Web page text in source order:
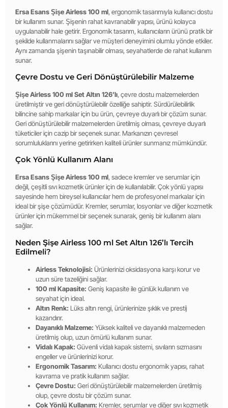
Ersa Esans Şişe Airless 100 ml, ergonomik tasarımıyla kullanıcı dostu
bir kullanım sunar. Şişenin rahat kavranabilir yapısı, ürünü kolayca
uygulanabilir hale getirir. Ergonomik tasarım, kullanıcıların ürünü pratik bir
şekilde kullanmalarını sağlar ve müşteri deneyimini olumlu yönde etkiler.
Aynı zamanda şişenin taşınabilir olması, seyahatlerde de rahat kullanım
sunar.
Çevre Dostu ve Geri Dönüştürülebilir Malzeme
Şişe Airless 100 ml Set Altın 126’lı, çevre dostu malzemelerden
üretilmiştir ve geri dönüştürülebilir özelliğe sahiptir. Sürdürülebilirlik
bilincine sahip markalar için bu ürün, çevreye duyarlı bir çözüm sunar.
Geri dönüştürülebilir malzemelerden üretilmiş olması, çevreye duyarlı
tüketiciler için cazip bir seçenek sunar. Markanızın çevresel
sorumluluklarını yerine getirirken kaliteli ürünler sunmanız mümkündür.
Çok Yönlü Kullanım Alanı
Ersa Esans Şişe Airless 100 ml, sadece kremler ve serumlar için
değil, çeşitli sıvı kozmetik ürünler için de kullanılabilir. Çok yönlü yapısı
sayesinde hem bireysel kullanıcılar hem de profesyonel markalar için
ideal bir şişe çözümüdür. Kremler, serumlar, losyonlar ve diğer kozmetik
ürünler için mükemmel bir seçenek sunarak, geniş bir kullanım alanı
sağlar.
Neden Şişe Airless 100 ml Set Altın 126’lı Tercih
Edilmeli?
Airless Teknolojisi: Ürünlerinizi oksidasyona karşı korur ve
uzun süre tazeliğini sağlar.
100 ml Kapasite: Geniş kapasite ile günlük kullanım ve
seyahat için ideal.
Altın Renk: Lüks altın rengi, ürünlerinize şıklık ve prestij
kazandırır.
Dayanıklı Malzeme: Yüksek kaliteli ve dayanıklı malzemeden
üretilmiş olup, uzun ömürlü kullanım sunar.
Vidalı Kapak: Güvenli vidalı kapak sistemi, sıvıların sızmasını
engeller ve ürünlerinizi korur.
Ergonomik Tasarım: Kullanıcı dostu ergonomik yapısı, rahat
kavrama ve pratik kullanım sağlar.
Çevre Dostu: Geri dönüştürülebilir malzemelerden üretilmiş
olup, çevre dostu bir çözüm sunar.
Çok Yönlü Kullanım: Kremler, serumlar ve diğer sıvı kozmetik